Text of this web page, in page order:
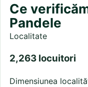
Ce
Pandele
Localitate
2,263 locuitori
Dimensiunea